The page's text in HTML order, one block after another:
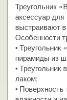
Треугольник
аксессуар
выстраивают
Особенности
• Треугольник
пирамиды из
•
лаком;
•